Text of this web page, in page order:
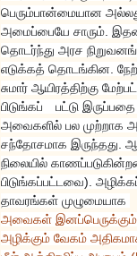
பெரும்பான்மையான அல்லது
அமைப்பையே சாரும்.
தொடர்ந்து அரச
எடுக்கத் தொடங்கின.
சுமார் ஆயிரத்திற்கு
பிடுங்கப்
பட்டு
அவைகளில் பல முற்றாக
சந்தோசமாக இருந்தது.
நிலையில்
பிடுங்கப்பட்டவை).
தாவரங்கள் முழுமையாக
அவைகள் இனப்பெருக்கும்
அழிக்கும் வேகம்